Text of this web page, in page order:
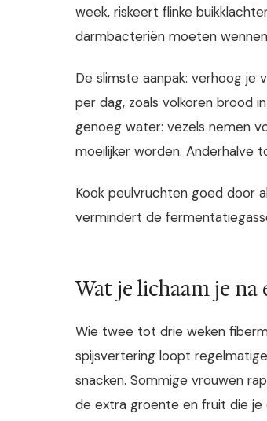
week, riskeert flinke
darmbacteriën moeten
De slimste aanpak: verhoog je
per dag, zoals volkoren brood
genoeg water: vezels nemen
moeilijker worden. Anderhalve
Kook peulvruchten goed door
vermindert de
Wat je lichaam je
Wie twee tot drie weken
spijsvertering loopt
snacken. Sommige vrouwen
de extra groente en fruit die je